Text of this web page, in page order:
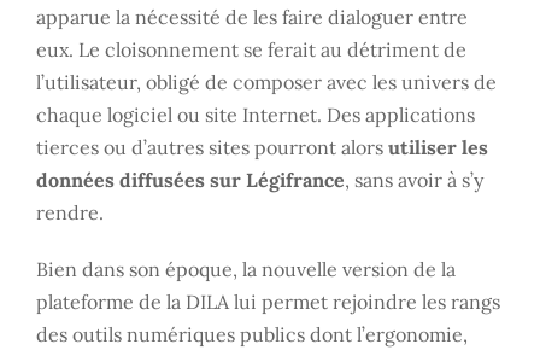
apparue la nécessité de les faire dialoguer entre
eux. Le cloisonnement se ferait au détriment de
l’utilisateur, obligé de composer avec les univers de
chaque logiciel ou site Internet. Des applications
tierces ou d’autres sites pourront alors utiliser les
données diffusées sur Légifrance, sans avoir à s’y
rendre.
Bien dans son époque, la nouvelle version de la
plateforme de la DILA lui permet rejoindre les rangs
des outils numériques publics dont l’ergonomie,